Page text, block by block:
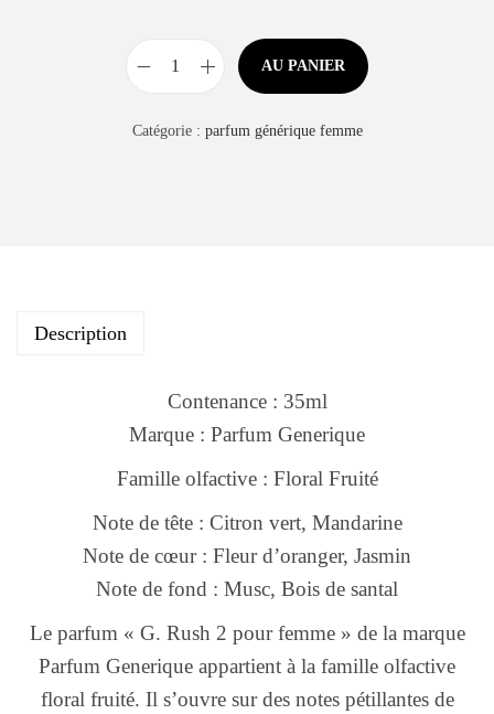
AU PANIER
Catégorie : parfum générique femme
Description
Contenance : 35ml
Marque : Parfum Generique
Famille olfactive : Floral Fruité
Note de tête : Citron vert, Mandarine
Note de cœur : Fleur d’oranger, Jasmin
Note de fond : Musc, Bois de santal
Le parfum « G. Rush 2 pour femme » de la marque
Parfum Generique appartient à la famille olfactive
floral fruité. Il s’ouvre sur des notes pétillantes de